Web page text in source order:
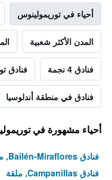
أحياء في توريمولينوس
المدن الأكثر شعبية
فنادق 4 نجمة فنادق
فنادق في منطقة أندلوسيا
أحياء مشهورة في
فنادق Bailén-Miraflores, ملقة
فنادق Campanillas, ملقة